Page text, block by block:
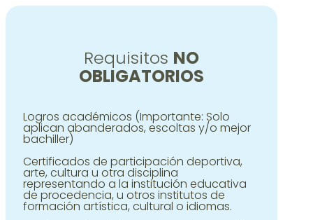
Requisitos NO
OBLIGATORIOS
Logros académicos (Importante: Solo
aplican abanderados, escoltas y/o mejor
bachiller)
Certificados de participación deportiva,
arte, cultura u otra disciplina
representando a la institución educativa
de procedencia, u otros institutos de
formación artística, cultural o idiomas.